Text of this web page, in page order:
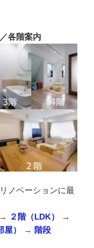
ノベーションに最
２階（LDK）→
屋）→ 階段